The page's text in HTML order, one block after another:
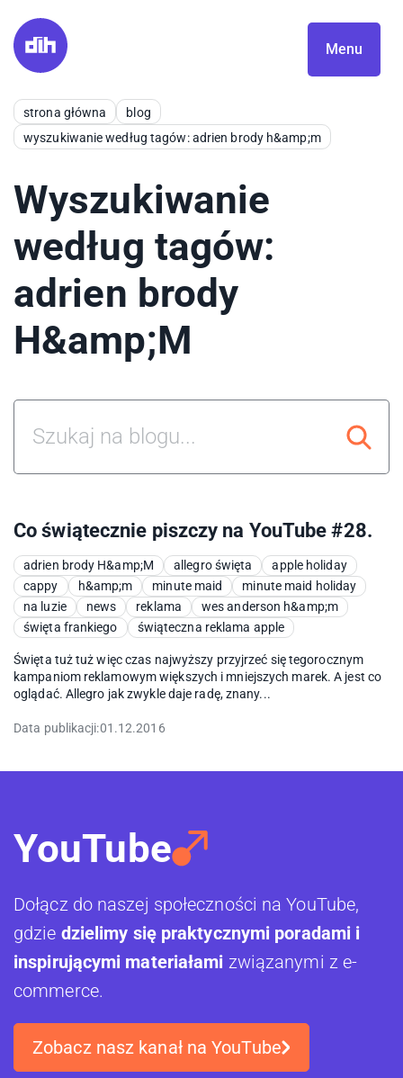
Menu
strona główna
blog
wyszukiwanie według tagów: adrien brody h&amp;m
Wyszukiwanie
według tagów:
adrien brody
H&amp;M
Co świątecznie piszczy na YouTube #28.
adrien brody H&amp;M allegro święta
apple holiday
cappy
h&amp;m minute maid
minute maid holiday
na luzie
news reklama
wes anderson h&amp;m
święta frankiego
świąteczna reklama apple
Święta tuż tuż więc czas najwyższy przyjrzeć się tegorocznym
kampaniom reklamowym większych i mniejszych marek. A jest co
oglądać. Allegro jak zwykle daje radę, znany...
Data publikacji:01.12.2016
YouTube
Dołącz do naszej społeczności na YouTube,
gdzie dzielimy się praktycznymi poradami i
inspirującymi materiałami związanymi z e-
commerce.
Zobacz nasz kanał na YouTube